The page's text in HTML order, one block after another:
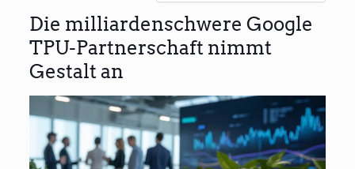
Die milliardenschwere Google
TPU-Partnerschaft nimmt
Gestalt an